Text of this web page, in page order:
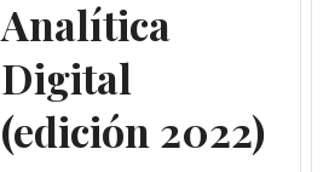
Analítica
Digital
(edición 2022)